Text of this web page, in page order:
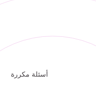
أسئلة مكررة